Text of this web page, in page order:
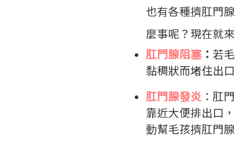
也有各種擠肛門
麼事呢？現在就來
肛門腺阻塞 ： 若
黏稠狀而堵住出
肛門腺發炎 ： 肛
靠近大便排出口
動幫毛孩擠肛門